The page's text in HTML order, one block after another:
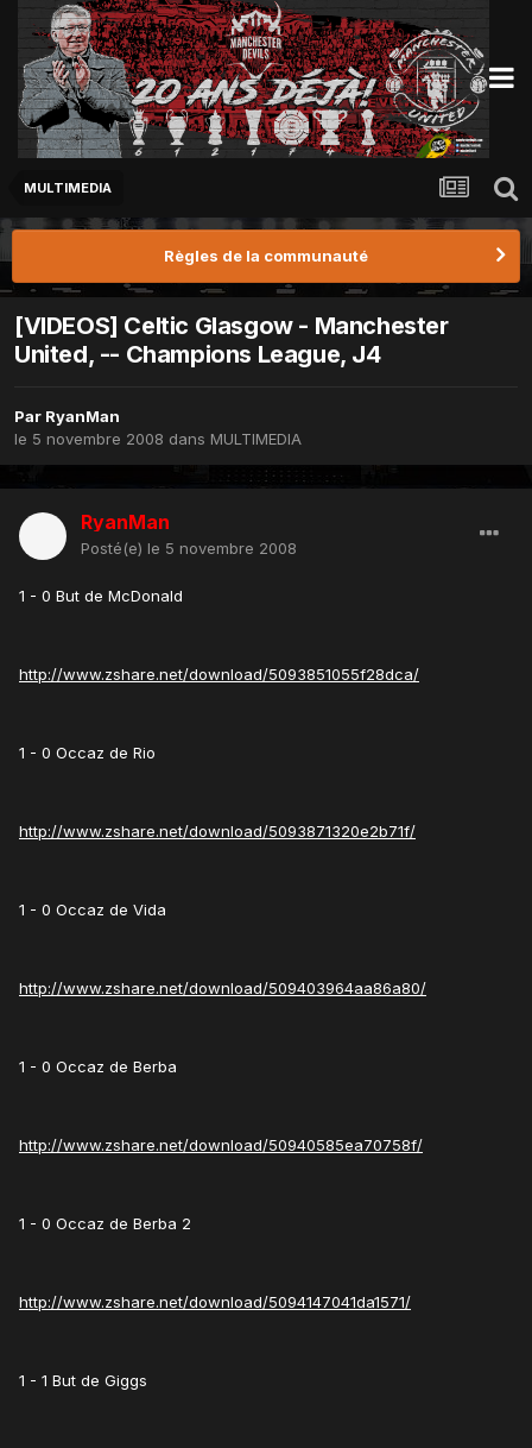
MULTIMEDIA
Règles de la communauté
[VIDEOS] Celtic Glasgow - Manchester
United, -- Champions League, J4
Par RyanMan
le 5 novembre 2008 dans MULTIMEDIA
RyanMan
Posté(e) le 5 novembre 2008
1 - 0 But de McDonald
http://www.zshare.net/download/5093851055f28dca/
1 - 0 Occaz de Rio
http://www.zshare.net/download/5093871320e2b71f/
1 - 0 Occaz de Vida
http://www.zshare.net/download/509403964aa86a80/
1 - 0 Occaz de Berba
http://www.zshare.net/download/50940585ea70758f/
1 - 0 Occaz de Berba 2
http://www.zshare.net/download/5094147041da1571/
1 - 1 But de Giggs